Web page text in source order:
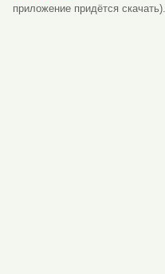
приложение придётся скачать).